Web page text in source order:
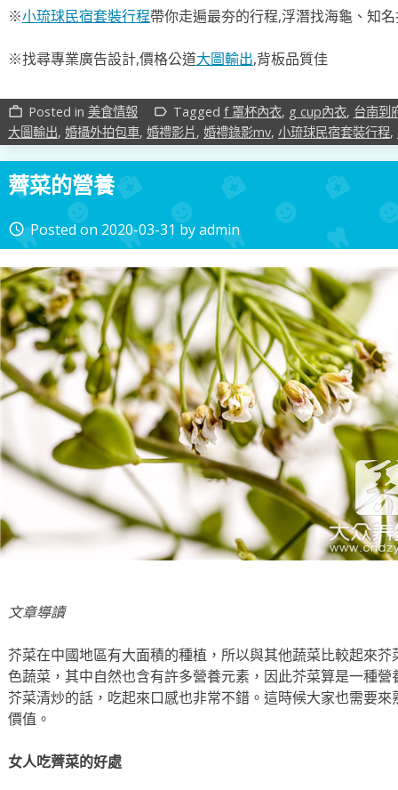
※小琉球民宿套裝行程帶你走遍最夯的行程,浮潛找海龜、知
※找尋專業廣告設計,價格公道大圖輸出,背板品質佳
work_outline Posted in 美食情報 label_outline Tagged f 罩杯內衣, g cup內衣, 台南到
大圖輸出, 婚攝外拍包車, 婚禮影片 , 婚禮錄影mv, 小琉球民宿套裝行程,
薺菜的營養
access_time Posted on 2020-03-31 byadmin
文章導讀
芥菜在中國地區有大面積的種植，所以與其他蔬菜比較起來
色蔬菜，其中自然也含有許多營養元素，因此芥菜算是一種
芥菜清炒的話，吃起來口感也非常不錯。這時候大家也需要
價值。
女人吃薺菜的好處